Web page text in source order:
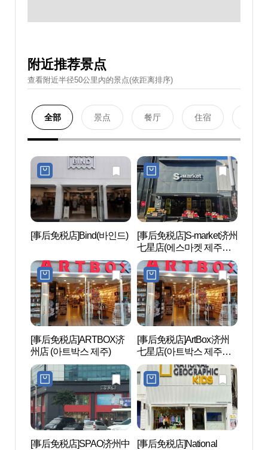
附近推荐景点
查看附近半径50公里內的景点(依距离排序)
全部 景点 餐厅 住宿
[事后免税店]Bind(바인드)
[事后免税店]S-market济州
七星店(에스마켓 제주칠
성점)
[事后免税店]ARTBOX济
州店 (아트박스 제주)
[事后免税店]ArtBox济州
七星店(아트박스 제주칠
성점)
[事后免税店]SPAO济州中
[事后免税店]National